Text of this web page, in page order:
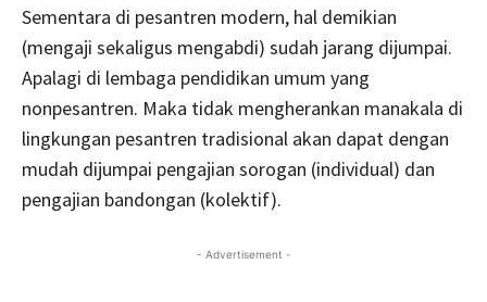
Sementara di pesantren modern, hal demikian
(mengaji sekaligus mengabdi) sudah jarang dijumpai.
Apalagi di lembaga pendidikan umum yang
nonpesantren. Maka tidak mengherankan manakala di
lingkungan pesantren tradisional akan dapat dengan
mudah dijumpai pengajian sorogan (individual) dan
pengajian bandongan (kolektif).
- Advertisement -